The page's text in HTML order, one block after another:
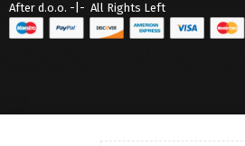
After d.o.o. -|- All Rights Left